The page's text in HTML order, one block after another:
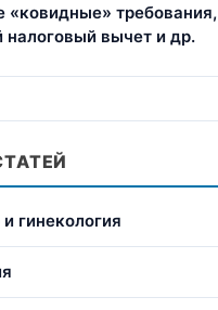
«ковидные» требования,
вычет и др.
гинекология